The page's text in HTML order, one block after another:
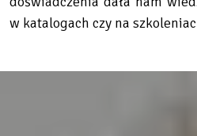
w katalogach czy na